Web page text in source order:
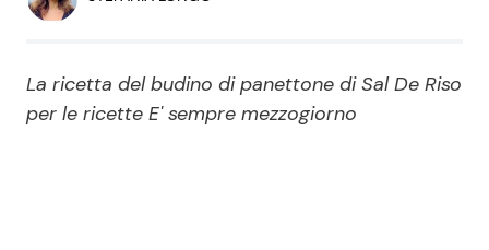
Economia
Persone Scomparse Programmi TV
La ricetta del budino di panettone di Sal De Riso
per le ricette E' sempre mezzogiorno